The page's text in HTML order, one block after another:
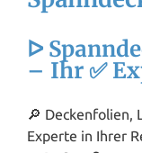
ᐅ
– Ihr ✅
🔎 Deckenfolien,
Experte in Ihrer